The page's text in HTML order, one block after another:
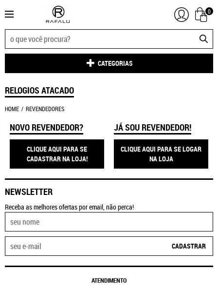
0
CATEGORIAS
RELOGIOS ATACADO
HOME REVENDEDORES
NOVO REVENDEDOR?
CLIQUE AQUI PARA SE
CADASTRAR NA LOJA!
JÁ SOU REVENDEDOR!
CLIQUE AQUI PARA SE LOGAR
NA LOJA
NEWSLETTER
Receba as melhores ofertas por email, não perca!
CADASTRAR
ATENDIMENTO